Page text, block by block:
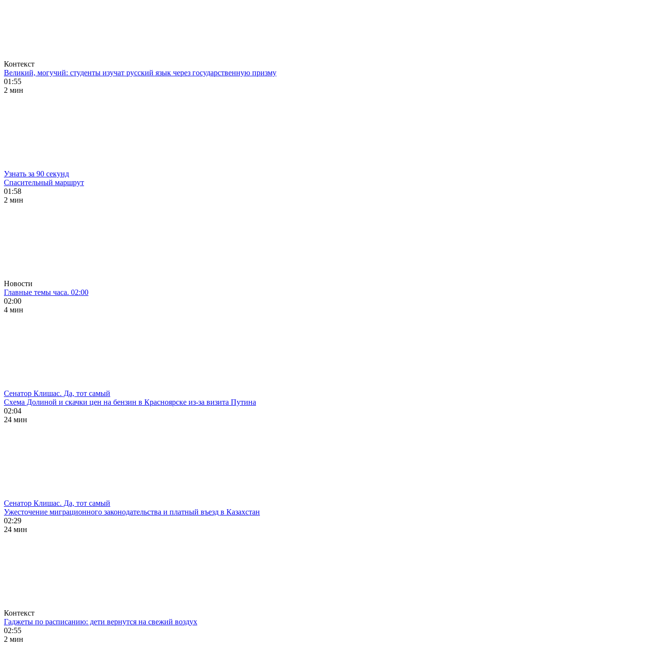
Контекст
Великий, могучий: студенты изучат русский язык через государственную призму
01:55
2 мин
Узнать за 90 секунд
Спасительный маршрут
01:58
2 мин
Новости
Главные темы часа. 02:00
02:00
4 мин
Сенатор Клишас. Да, тот самый
Схема Долиной и скачки цен на бензин в Красноярске из-за визита Путина
02:04
24 мин
Сенатор Клишас. Да, тот самый
Ужесточение миграционного законодательства и платный въезд в Казахстан
02:29
24 мин
Контекст
Гаджеты по расписанию: дети вернутся на свежий воздух
02:55
2 мин